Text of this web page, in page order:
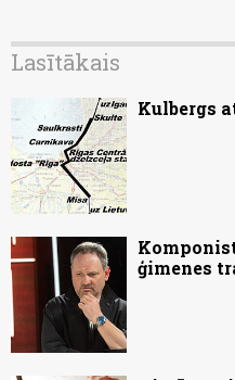
Lasītākais
Kulbergs
ģimenes